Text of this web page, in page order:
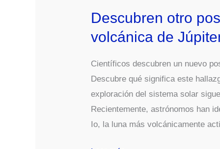
Descubren otro
volcánica de
Científicos descubren un nuevo
Descubre qué significa este
exploración del sistema solar
Recientemente, astrónomos han
Io, la luna más volcánicamente